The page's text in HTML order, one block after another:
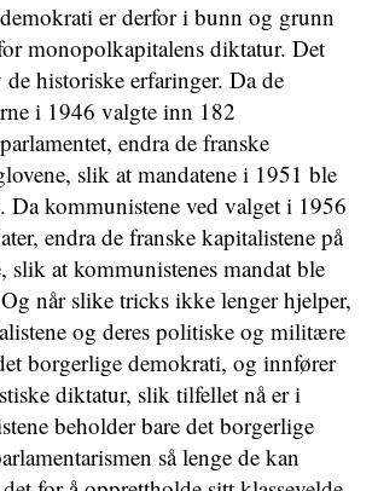
er derfor i bunn og grunn
monopolkapitalens diktatur. Det
de historiske erfaringer. Da de
i 1946 valgte inn 182
endra de franske
slik at mandatene i 1951 ble
Da kommunistene ved valget i 1956
endra de franske kapitalistene på
slik at kommunistenes mandat ble
når slike tricks ikke lenger hjelper,
og deres politiske og militære
borgerlige demokrati, og innfører
diktatur, slik tilfellet nå er i
beholder bare det borgerlige
så lenge de kan